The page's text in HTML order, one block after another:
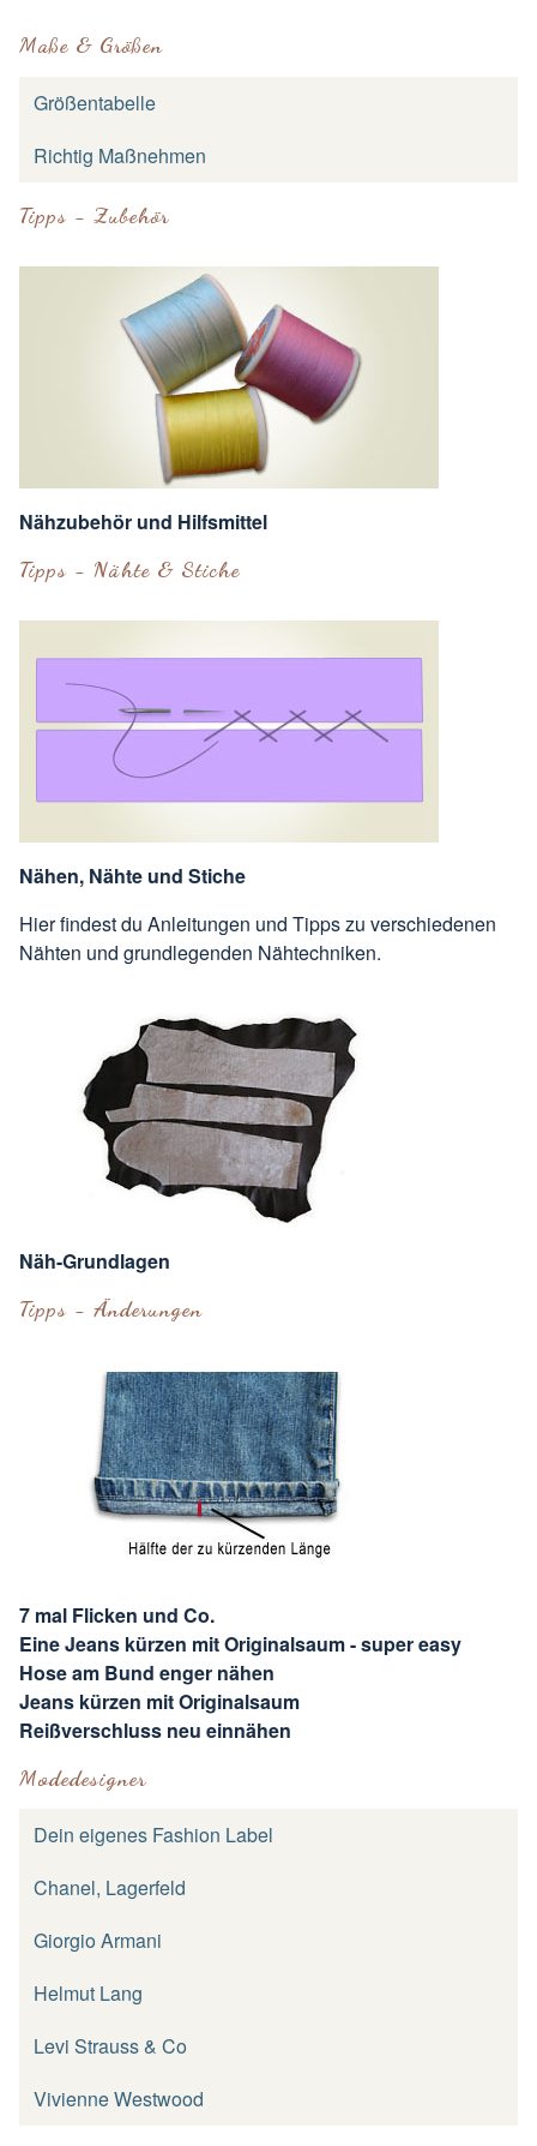
Maße & Größen
Größentabelle
Richtig Maßnehmen
Tipps - Zubehör
Nähzubehör und Hilfsmittel
Tipps - Nähte & Stiche
Nähen, Nähte und Stiche
Hier findest du Anleitungen und Tipps zu verschiedenen
Nähten und grundlegenden Nähtechniken.
Näh-Grundlagen
Tipps - Änderungen
7 mal Flicken und Co.
Eine Jeans kürzen mit Originalsaum - super easy
Hose am Bund enger nähen
Jeans kürzen mit Originalsaum
Reißverschluss neu einnähen
Modedesigner
Dein eigenes Fashion Label
Chanel, Lagerfeld
Giorgio Armani
Helmut Lang
Levi Strauss & Co
Vivienne Westwood